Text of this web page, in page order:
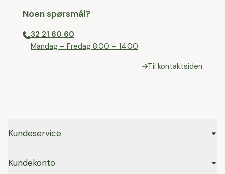
Noen spørsmål?
32 21 60 60
⁠Mandag – Fredag 8.00 – 14.00
Til kontaktsiden
Kundeservice
Kundekonto